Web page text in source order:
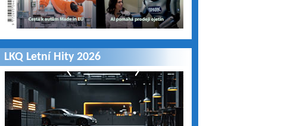
LKQ Letní Hity 2026